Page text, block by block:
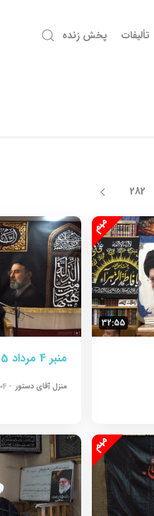
تألیفات پخش زنده
282
32:55
منبر 4 مرداد 1405، منزل آقای دستور
منزل آقای دستور - 04 مرداد 1405